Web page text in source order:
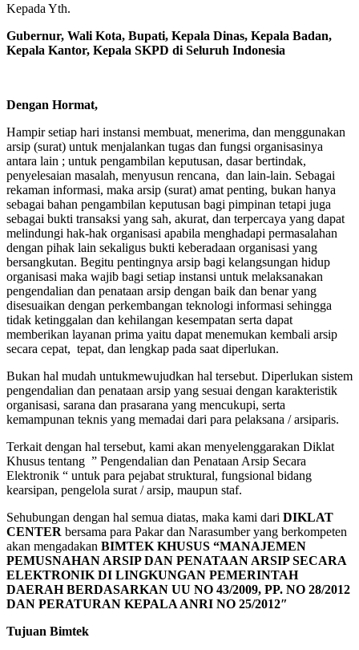
Kepada Yth.
Gubernur, Wali Kota, Bupati, Kepala Dinas, Kepala Badan,
Kepala Kantor, Kepala SKPD di Seluruh Indonesia
Dengan Hormat,
Hampir setiap hari instansi membuat, menerima, dan menggunakan
arsip (surat) untuk menjalankan tugas dan fungsi organisasinya
antara lain ; untuk pengambilan keputusan, dasar bertindak,
penyelesaian masalah, menyusun rencana, dan lain-lain. Sebagai
rekaman informasi, maka arsip (surat) amat penting, bukan hanya
sebagai bahan pengambilan keputusan bagi pimpinan tetapi juga
sebagai bukti transaksi yang sah, akurat, dan terpercaya yang dapat
melindungi hak-hak organisasi apabila menghadapi permasalahan
dengan pihak lain sekaligus bukti keberadaan organisasi yang
bersangkutan. Begitu pentingnya arsip bagi kelangsungan hidup
organisasi maka wajib bagi setiap instansi untuk melaksanakan
pengendalian dan penataan arsip dengan baik dan benar yang
disesuaikan dengan perkembangan teknologi informasi sehingga
tidak ketinggalan dan kehilangan kesempatan serta dapat
memberikan layanan prima yaitu dapat menemukan kembali arsip
secara cepat, tepat, dan lengkap pada saat diperlukan.
Bukan hal mudah untukmewujudkan hal tersebut. Diperlukan sistem
pengendalian dan penataan arsip yang sesuai dengan karakteristik
organisasi, sarana dan prasarana yang mencukupi, serta
kemampunan teknis yang memadai dari para pelaksana / arsiparis.
Terkait dengan hal tersebut, kami akan menyelenggarakan Diklat
Khusus tentang ” Pengendalian dan Penataan Arsip Secara
Elektronik “ untuk para pejabat struktural, fungsional bidang
kearsipan, pengelola surat / arsip, maupun staf.
Sehubungan dengan hal semua diatas, maka kami dari DIKLAT
CENTER bersama para Pakar dan Narasumber yang berkompeten
akan mengadakan BIMTEK KHUSUS “MANAJEMEN
PEMUSNAHAN ARSIP DAN PENATAAN ARSIP SECARA
ELEKTRONIK DI LINGKUNGAN PEMERINTAH
DAERAH BERDASARKAN UU NO 43/2009, PP. NO 28/2012
DAN PERATURAN KEPALA ANRI NO 25/2012″
Tujuan Bimtek